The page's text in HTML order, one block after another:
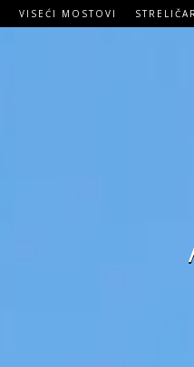
VISEĆI MOSTOVI